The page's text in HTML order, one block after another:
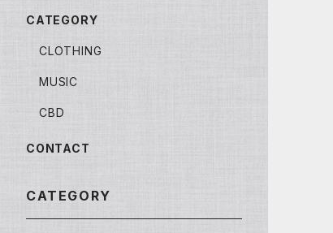
CATEGORY
CLOTHING
MUSIC
CBD
CONTACT
CATEGORY